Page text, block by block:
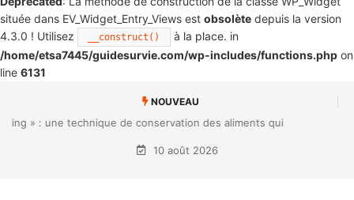
située dans EV_Widget_Entry_Views est obsolète depuis la version
4.3.0 ! Utilisez
__construct()
à la place. in
/home/etsa7445/guidesurvie.com/wp-includes/functions.php on
line 6131
NOUVEAU
web.whatsapp.com | Vivaldi Forum
10 août 2026